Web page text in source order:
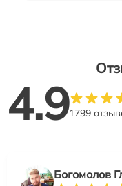
4.91799
Богомолов